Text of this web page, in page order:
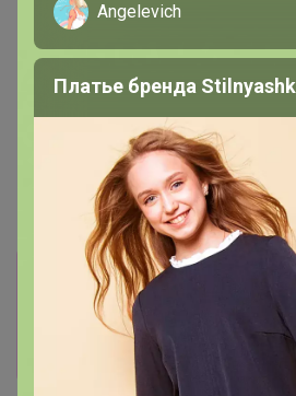
Информация о
лишь членам клуба
Показать
Angelevich
Платье бренда